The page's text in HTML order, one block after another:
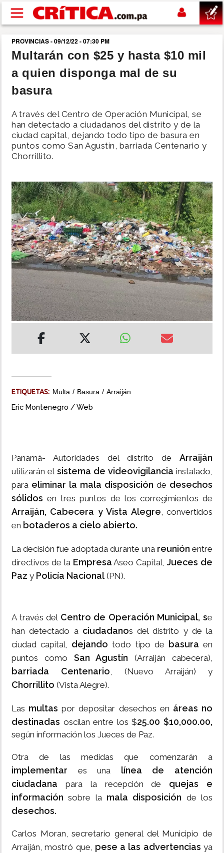
Pasar al contenido principal
buscar
SUCESOS
POLÍTICA
SHOW
DEPORTES
MUNDO
INSÓLITAS
MULTIMEDIA
IMPRESO
PROVINCIAS - 09/12/22 - 07:30 PM
Multarán con $25 y hasta $10 mil
a quien disponga mal de su
basura
A través del Centro de Operación Municipal, se
han detectado a ciudadanos del distrito y de la
ciudad capital, dejando todo tipo de basura en
puntos como San Agustín, barriada Centenario y
Chorrillito.
ETIQUETAS: Multa Basura Arraiján
Eric Montenegro / Web
Panamá- Autoridades del distrito de Arraiján
utilizarán el sistema de videovigilancia instalado,
para eliminar la mala disposición de desechos
sólidos en tres puntos de los corregimientos de
Arraiján, Cabecera y Vista Alegre, convertidos
en botaderos a cielo abierto.
La decisión fue adoptada durante una reunión entre
directivos de la Empresa Aseo Capital,Jueces de
Paz y Policía Nacional(PN).
A través del Centro de Operación Municipal, se
han detectado a ciudadanos del distrito y de la
ciudad capital, dejandotodo tipo de basuraen
puntos como San Agustín(Arraiján cabecera),
barriada Centenario, (Nuevo Arraiján) y
Chorrillito (Vista Alegre).
Las multaspor depositar desechos en áreas no
destinadas oscilan entre los $25.00 $10,000.00,
según información los Jueces de Paz.
Otra de las medidas que comenzarán a
implementar es una línea de atención
ciudadana para la recepción de quejas e
información sobre la mala disposición de los
desechos.
Carlos Moran, secretario general del Municipio de
Arraiján, mostró que, pese a las advertenciasya